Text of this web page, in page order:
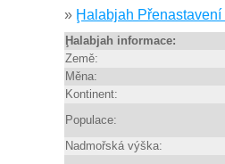
» Ḩalabjah
Ḩalabjah informace:
Země:
Měna:
Kontinent:
Populace:
Nadmořská výška: